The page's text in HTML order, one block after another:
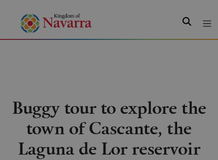
Search
Buggy tour to explore the
town of Cascante, the
Laguna de Lor reservoir